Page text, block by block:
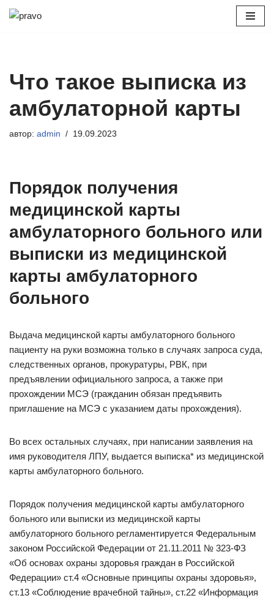
Что такое выписка из
амбулаторной карты
автор: admin 19.09.2023
Порядок получения
медицинской карты
амбулаторного больного или
выписки из медицинской
карты амбулаторного
больного
Выдача медицинской карты амбулаторного больного
пациенту на руки возможна только в случаях запроса суда,
следственных органов, прокуратуры, РВК, при
предъявлении официального запроса, а также при
прохождении МСЭ (гражданин обязан предъявить
приглашение на МСЭ с указанием даты прохождения).
Во всех остальных случаях, при написании заявления на
имя руководителя ЛПУ, выдается выписка* из медицинской
карты амбулаторного больного.
Порядок получения медицинской карты амбулаторного
больного или выписки из медицинской карты
амбулаторного больного регламентируется Федеральным
законом Российской Федерации от 21.11.2011 № 323-ФЗ
«Об основах охраны здоровья граждан в Российской
Федерации» ст.4 «Основные принципы охраны здоровья»,
ст.13 «Соблюдение врачебной тайны», ст.22 «Информация